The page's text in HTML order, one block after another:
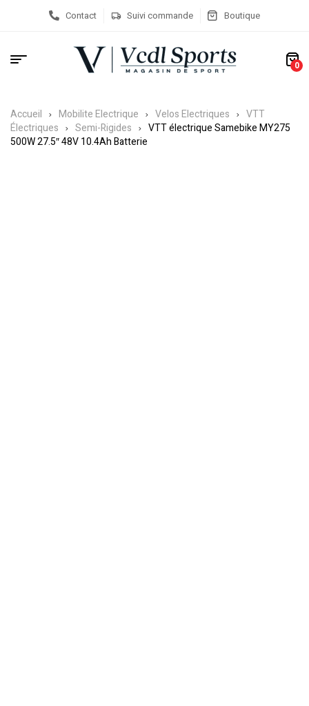
Contact Suivi commande Boutique
0
Accueil Mobilite Electrique Velos Electriques
VTT
Électriques
Semi-Rigides
VTT électrique Samebike MY275
500W 27.5″ 48V 10.4Ah Batterie